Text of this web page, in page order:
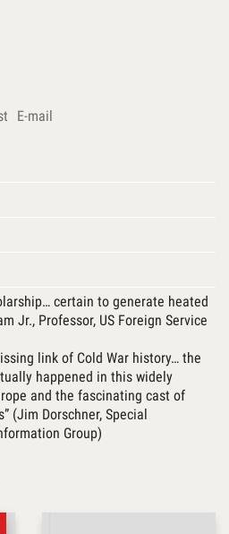
E-mail
certain to generate heated
Jr., Professor, US Foreign Service
link of Cold War history… the
happened in this widely
and the fascinating cast of
(Jim Dorschner, Special
Group)